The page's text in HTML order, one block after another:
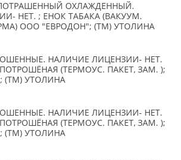
ОХЛАЖДЕННЫЙ.
НЕТ. ; ЕНОК ТАБАКА (ВАКУУМ.
ООО "ЕВРОДОН"; (TM) УТОЛИНА
НАЛИЧИЕ ЛИЦЕНЗИИ- НЕТ.
(ТЕРМОУС. ПАКЕТ, ЗАМ. );
УТОЛИНА
НАЛИЧИЕ ЛИЦЕНЗИИ- НЕТ.
(ТЕРМОУС. ПАКЕТ, ЗАМ. );
УТОЛИНА